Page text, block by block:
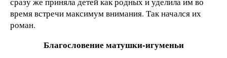
время встречи максимум внимания. Так начался их
роман.
Благословение матушки-игуменьи